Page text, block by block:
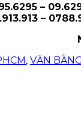
–
–
, VĂN